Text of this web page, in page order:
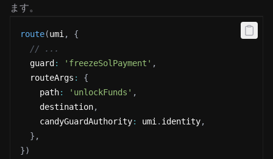
ます。
route(umi ,
{
// ...
  guard
: 'freezeSolPayment' ,
  routeArgs
:
{
    path
: 'unlockFunds' ,
    destination
,
    candyGuardAuthority
: umi . identity,
} ,
})